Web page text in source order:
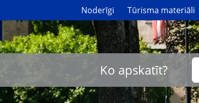
Noderīgi Tūrisma materiāli
Ko apskatīt?